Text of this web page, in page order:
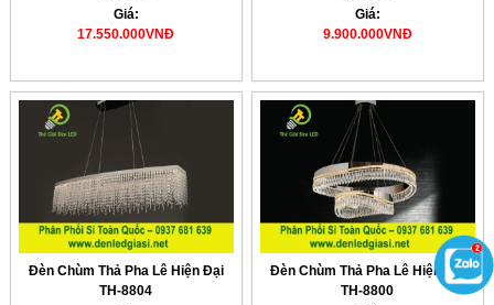
Giá:
17.550.000VNĐ
Giá:
9.900.000VNĐ
Đèn Chùm Thả Pha Lê Hiện Đại
TH-8804
Đèn Chùm Thả Pha Lê Hiện Đại
TH-8800